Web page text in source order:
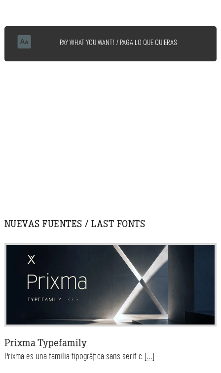
PAY WHAT YOU WANT! / PAGA LO QUE QUIERAS
NUEVAS FUENTES / LAST FONTS
Prixma Typefamily
Prixma es una familia tipográfica sans serif c [...]